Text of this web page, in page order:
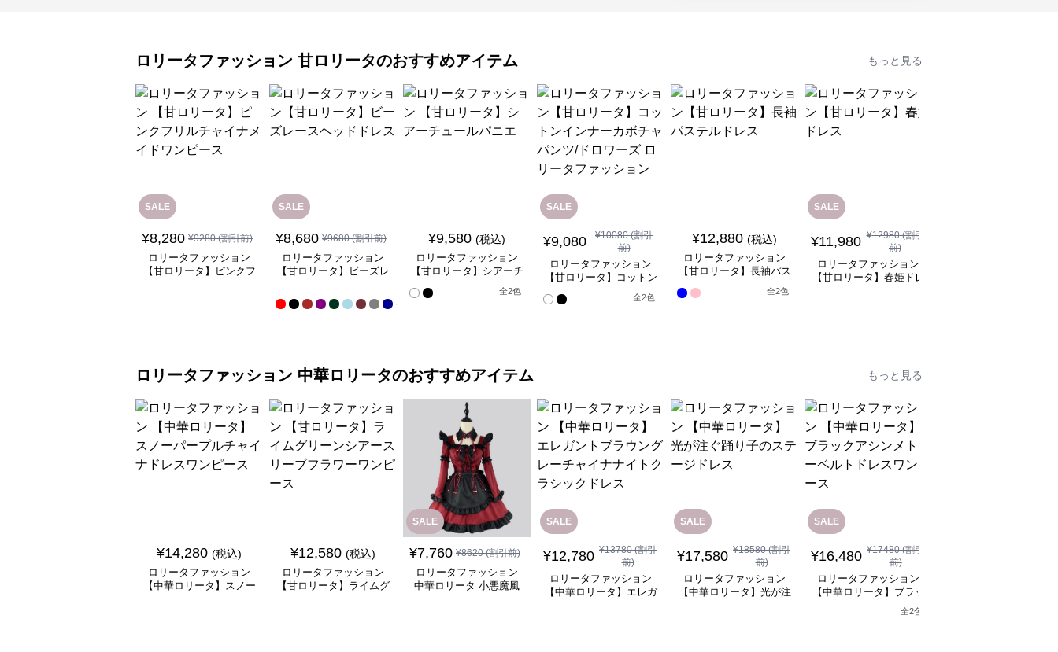
ロリータファッション 甘ロリータのおすすめアイテム もっと見る
SALE
¥8,280 ¥9280(割引前)
ロリータファッション
【甘ロリータ】ピンクフ
SALE
¥8,680 ¥9680(割引前)
ロリータファッション
【甘ロリータ】ビーズレ
¥9,580 (税込)
ロリータファッション
【甘ロリータ】シアーチ
全2色
SALE
¥9,080 ¥10080(割引
前)
ロリータファッション
【甘ロリータ】コットン
インナーカボチャパン
ツ/ドロワーズ ロリータ
全2色
¥12,880 (税込)
ロリータファッション
【甘ロリータ】長袖パス
全2色
SALE
¥11,980 ¥12980(割引
前)
ロリータファッション
【甘ロリータ】春姫ドレ
ロリータファッション 中華ロリータのおすすめアイテム もっと見る
¥14,280 (税込)
ロリータファッション
【中華ロリータ】スノー
¥12,580 (税込)
ロリータファッション
【甘ロリータ】ライムグ
SALE
¥7,760 ¥8620(割引前)
ロリータファッション
中華ロリータ 小悪魔風
SALE
¥12,780 ¥13780(割引
前)
ロリータファッション
【中華ロリータ】エレガ
SALE
¥17,580 ¥18580(割引
前)
ロリータファッション
【中華ロリータ】光が注
SALE
¥16,480 ¥17480(割引
前)
ロリータファッション
【中華ロリータ】ブラッ
クアシンメトリーベルト
ドレスワンピース
全2色